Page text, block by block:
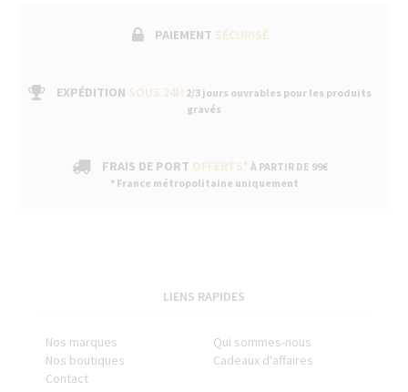
PAIEMENT SÉCURISÉ
EXPÉDITION SOUS 24H 2/3 jours ouvrables pour les produits
gravés
FRAIS DE PORT OFFERTS* À PARTIR DE 99€
* France métropolitaine uniquement
LIENS RAPIDES
Nos marques
Qui sommes-nous
Nos boutiques
Cadeaux d'affaires
Contact